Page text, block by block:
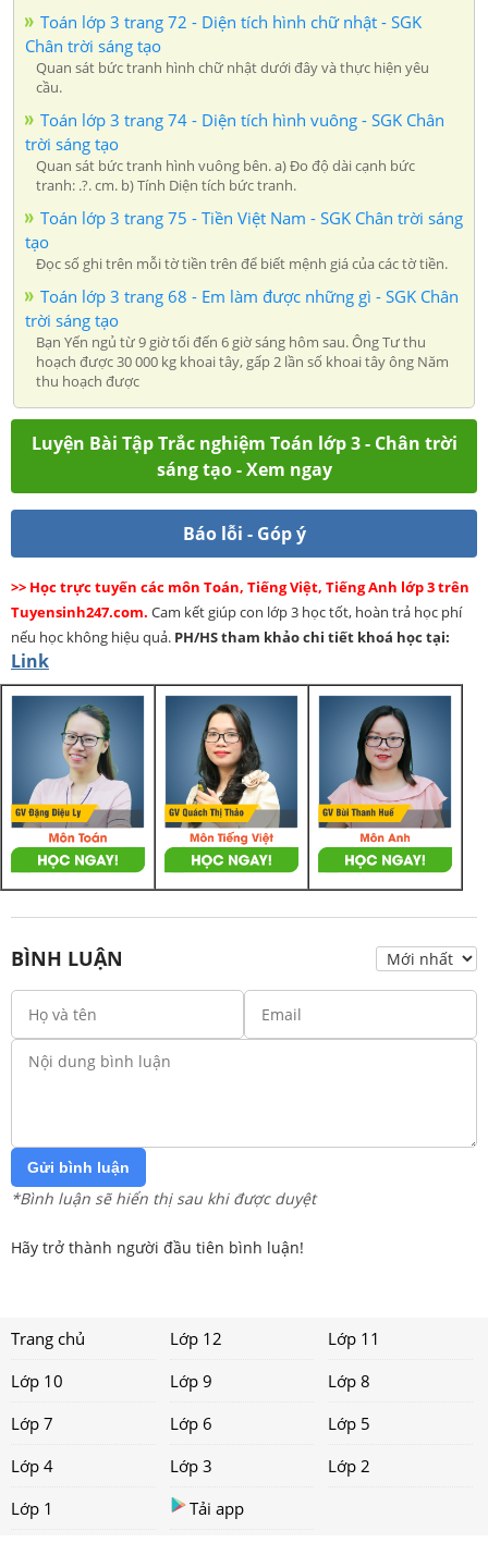
Toán lớp 3 trang 72 - Diện tích hình chữ nhật - SGK
Chân trời sáng tạo
Quan sát bức tranh hình chữ nhật dưới đây và thực hiện yêu
cầu.
Toán lớp 3 trang 74 - Diện tích hình vuông - SGK Chân
trời sáng tạo
Quan sát bức tranh hình vuông bên. a) Đo độ dài cạnh bức
tranh: .?. cm. b) Tính Diện tích bức tranh.
Toán lớp 3 trang 75 - Tiền Việt Nam - SGK Chân trời sáng
tạo
Đọc số ghi trên mỗi tờ tiền trên để biết mệnh giá của các tờ tiền.
Toán lớp 3 trang 68 - Em làm được những gì - SGK Chân
trời sáng tạo
Bạn Yến ngủ từ 9 giờ tối đến 6 giờ sáng hôm sau. Ông Tư thu
hoạch được 30 000 kg khoai tây, gấp 2 lần số khoai tây ông Năm
thu hoạch được
Luyện Bài Tập Trắc nghiệm Toán lớp 3 - Chân trời
sáng tạo - Xem ngay
Báo lỗi - Góp ý
>> Học trực tuyến các môn Toán, Tiếng Việt, Tiếng Anh lớp 3 trên
Tuyensinh247.com. Cam kết giúp con lớp 3 học tốt, hoàn trả học phí
nếu học không hiệu quả. PH/HStham khảo chi tiết khoá học tại:
Link
BÌNH LUẬN
Gửi bình luận
*Bình luận sẽ hiển thị sau khi được duyệt
Hãy trở thành người đầu tiên bình luận!
Trang chủ Lớp 12
Lớp 11
Lớp 10
Lớp 9
Lớp 8
Lớp 7
Lớp 6
Lớp 5
Lớp 4
Lớp 3
Lớp 2
Lớp 1
Tải app